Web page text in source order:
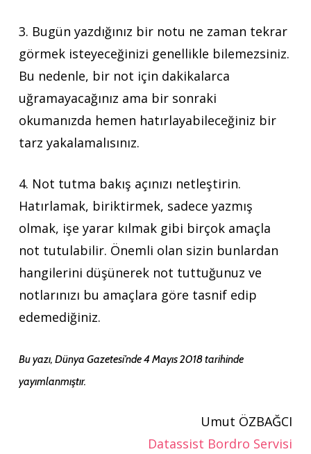
3. Bugün yazdığınız bir notu ne zaman tekrar
görmek isteyeceğinizi genellikle bilemezsiniz.
Bu nedenle, bir not için dakikalarca
uğramayacağınız ama bir sonraki
okumanızda hemen hatırlayabileceğiniz bir
tarz yakalamalısınız.
4. Not tutma bakış açınızı netleştirin.
Hatırlamak, biriktirmek, sadece yazmış
olmak, işe yarar kılmak gibi birçok amaçla
not tutulabilir. Önemli olan sizin bunlardan
hangilerini düşünerek not tuttuğunuz ve
notlarınızı bu amaçlara göre tasnif edip
edemediğiniz.
Bu yazı, Dünya Gazetesi’nde 4 Mayıs 2018 tarihinde
yayımlanmıştır.
Umut ÖZBAĞCI
Datassist Bordro Servisi